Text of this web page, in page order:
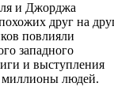
и Джорджа
друг на
повлияли
западного
и выступления
миллионы людей.